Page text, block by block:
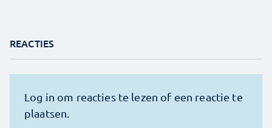
REACTIES